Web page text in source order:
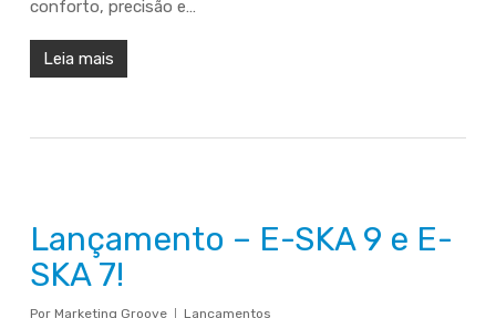
conforto, precisão e…
Leia mais
Lançamento – E-SKA 9 e E-
SKA 7!
Por Marketing Groove Lançamentos